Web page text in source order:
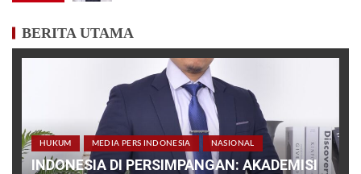
BERITA UTAMA
HUKUM MEDIA PERS INDONESIA NASIONAL
INDONESIA DI PERSIMPANGAN: AKADEMISI